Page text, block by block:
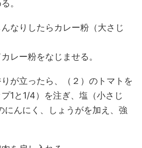
。
なりしたらカレー粉（大さじ
レー粉をなじませる。
が立ったら、（２）のトマトを
1と1/4）を注ぎ、塩（小さじ
にんにく、しょうがを加え、強